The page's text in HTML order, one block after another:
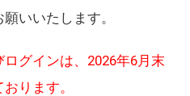
いいたします。
グインは、2026年6月末
ります。